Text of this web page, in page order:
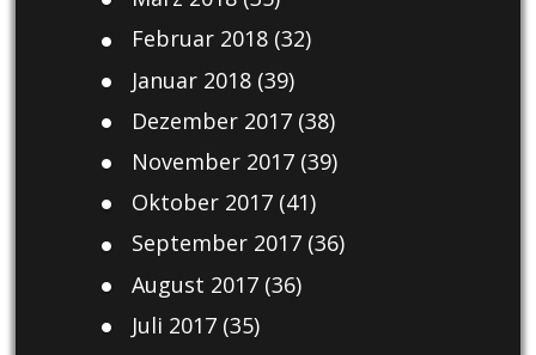
Februar 2018(32)
Januar 2018(39)
Dezember 2017(38)
November 2017(39)
Oktober 2017(41)
September 2017(36)
August 2017(36)
Juli 2017(35)